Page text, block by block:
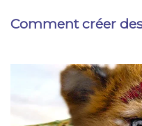
Comment créer